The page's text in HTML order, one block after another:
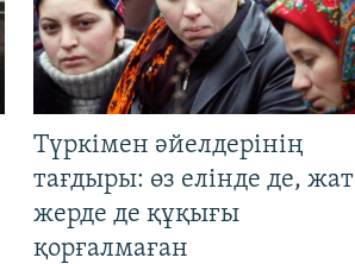
Түркімен әйелдерінің
тағдыры: өз елінде де, жат
жерде де құқығы
қорғалмаған